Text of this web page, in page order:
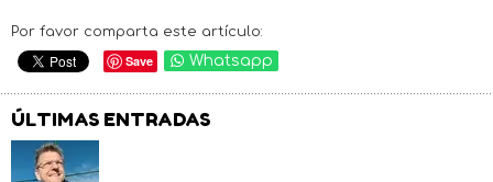
Por favor comparta este artículo:
Save Whatsapp
ÚLTIMAS ENTRADAS